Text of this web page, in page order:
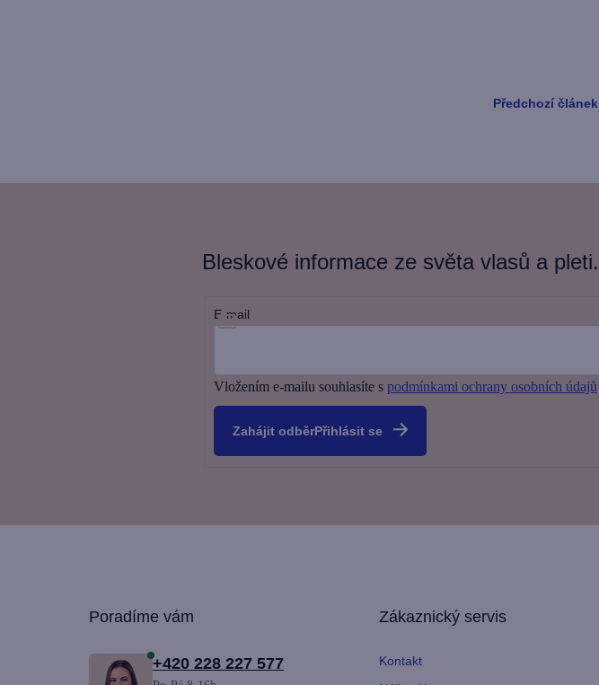
Předchozí článek
Bleskové informace ze světa vlasů a pleti.
E-mail
Vložením e-mailu souhlasíte s podmínkami ochrany osobních údajů
Přihlásit se
Poradíme vám
+420 228 227 577
Zákaznický servis
Kontakt